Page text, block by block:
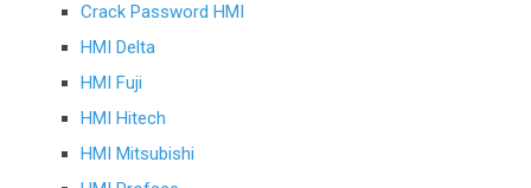
Crack Password HMI
HMI Delta
HMI Fuji
HMI Hitech
HMI Mitsubishi